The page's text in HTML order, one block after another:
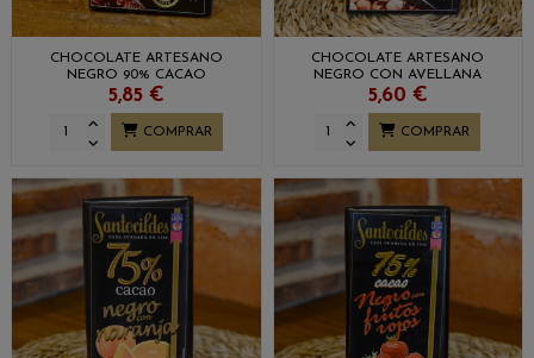
CHOCOLATE ARTESANO
NEGRO 90% CACAO
SANTOCILDES
5,85 €
COMPRAR
CHOCOLATE ARTESANO
NEGRO CON AVELLANA
MEDITERRÁNEA SANTOCILDES
5,60 €
COMPRAR